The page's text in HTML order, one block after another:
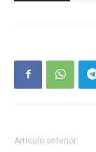
Artículo anterior